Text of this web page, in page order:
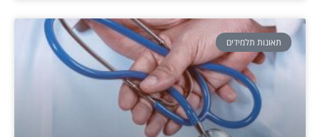
תאונות תלמידים